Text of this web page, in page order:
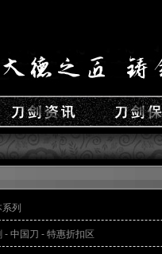
列
- 中国刀 - 特惠折扣区